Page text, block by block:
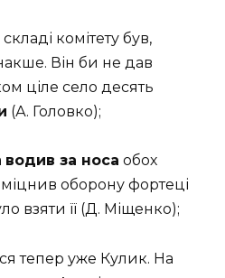
комітету був,
Він би не дав
ціле село десять
(А. Головко);
водив за носа обох
оборону фортеці
взяти її (Д. Міщенко);
тепер уже Кулик. На